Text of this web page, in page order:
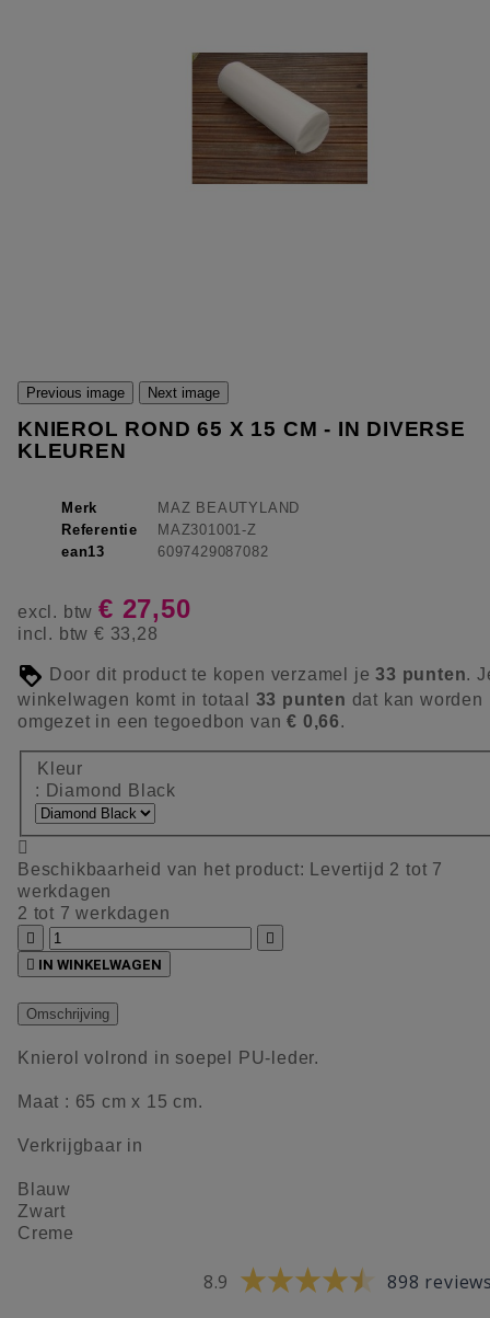
Previous image Next image
KNIEROL ROND 65 X 15 CM - IN DIVERSE
KLEUREN
Merk
MAZ BEAUTYLAND
Referentie
MAZ301001-Z
ean13
6097429087082
excl. btw € 27,50
incl. btw € 33,28
Door dit product te kopen verzamel je33 punten.
winkelwagen komt in totaal 33 punten dat kan worden
omgezet in een tegoedbon van€ 0,66.
Kleur
: Diamond Black

Beschikbaarheid van het product: Levertijd 2 tot 7
werkdagen
2 tot 7 werkdagen


 IN WINKELWAGEN
Omschrijving
Knierol volrond in soepel PU-leder.
Maat : 65 cm x 15 cm.
Verkrijgbaar in
Blauw
Zwart
Creme
8.9 898